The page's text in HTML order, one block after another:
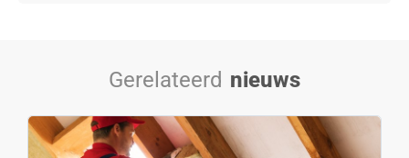
Gerelateerd nieuws